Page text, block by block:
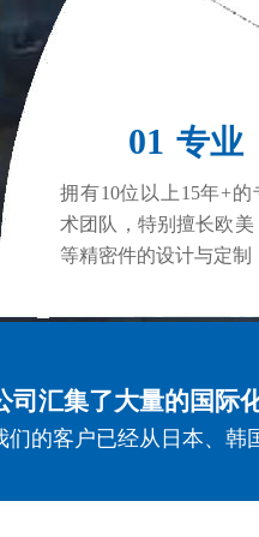
司汇集了大量的国际
们的客户已经从日本、韩
01 专业
拥有10位以上15年+的
术团队，特别擅长欧美
等精密件的设计与定制